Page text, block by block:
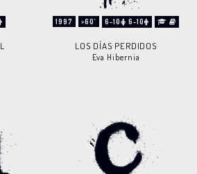
1997 >60' 6-10 6-10
LOS DÍAS PERDIDOS
Eva Hibernia